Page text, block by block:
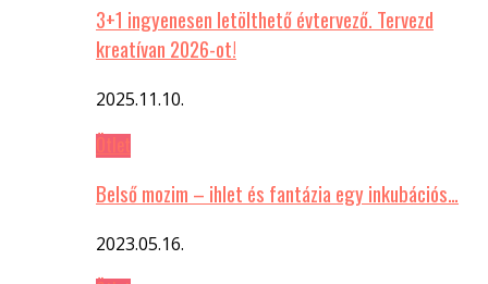
3+1 ingyenesen letölthető évtervező. Tervezd
kreatívan 2026-ot!
2025.11.10.
Belső mozim – ihlet és fantázia egy inkubációs…
2023.05.16.